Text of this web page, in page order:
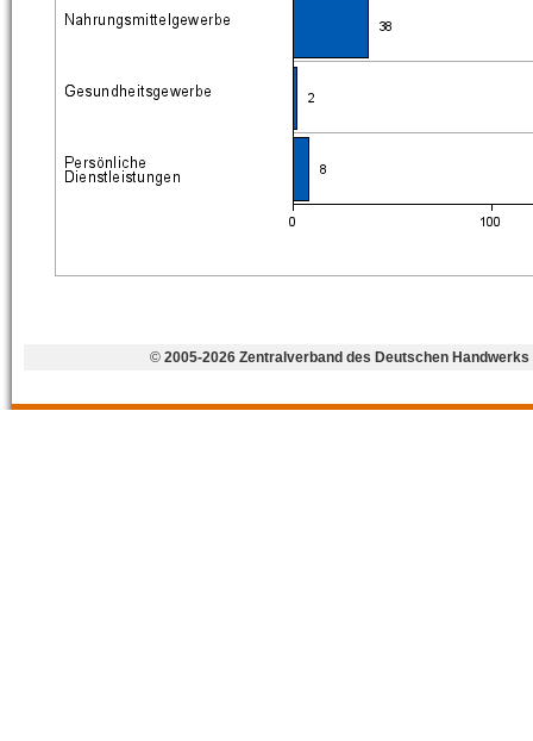
© 2005-2026 Zentralverband des Deutschen Handwerks